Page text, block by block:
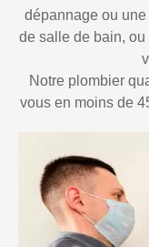
dépannage ou
de salle de bain,
Notre plombier
vous en moins de